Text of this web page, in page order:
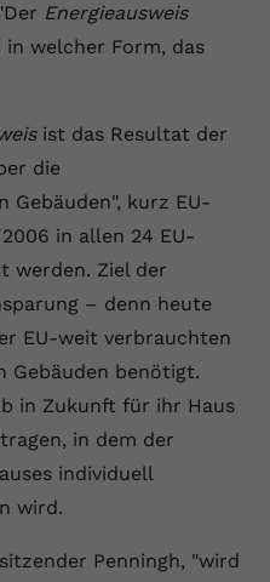
Energieausweis
welcher Form, das
ist das Resultat der
die
Gebäuden", kurz EU-
in allen 24 EU-
werden. Ziel der
– denn heute
EU-weit verbrauchten
Gebäuden benötigt.
in Zukunft für ihr Haus
in dem der
individuell
wird.
Penningh, "wird
diesen Cookie, um die
des Benutzers zu
eingebettete YouTube-
gesetzte Cookie
eindeutige ID, um